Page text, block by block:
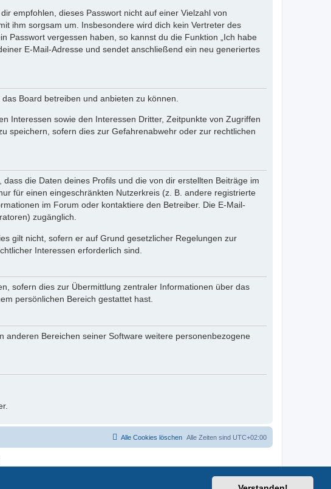
empfohlen, dieses Passwort nicht auf einer Vielzahl von
ihm sorgsam um. Insbesondere wird dich kein Vertreter des
Passwort vergessen haben, so kannst du die Funktion „Ich habe
E-Mail-Adresse und sendet anschließend ein neu generiertes
Board betreiben und anbieten zu können.
Interessen sowie den Interessen Dritter, Zeitpunkte von Zugriffen
speichern, sofern dies zur Gefahrenabwehr oder zur rechtlichen
die Daten deines Profils und die von dir erstellten Beiträge im
für einen eingeschränkten Nutzerkreis (z. B. andere registrierte
im Forum oder kontaktiere den Betreiber. Die E-Mail-
zugänglich.
gilt nicht, sofern er auf Grund gesetzlicher Regelungen zur
Interessen erforderlich sind.
sofern dies zur Übermittlung zentraler Informationen über das
persönlichen Bereich gestattet hast.
anderen Bereichen seiner Software weitere personenbezogene
Alle Zeiten sind UTC+02:00
Alle Cookies löschen